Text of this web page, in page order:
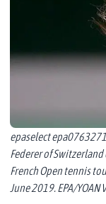
epaselect
Federer of
French Open tennis
June 2019. EPA/YOAN